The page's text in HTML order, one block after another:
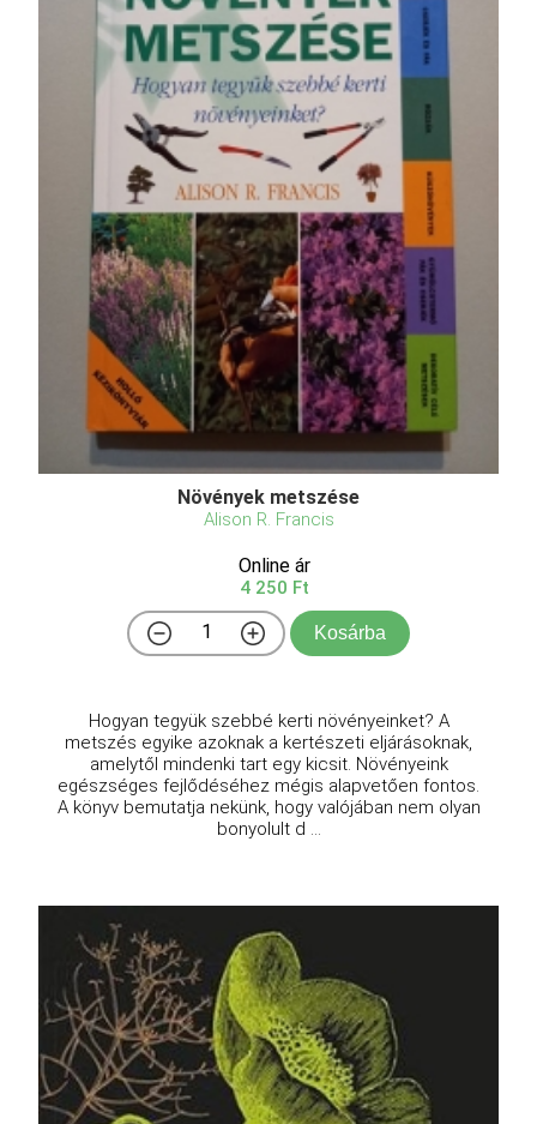
Növények metszése
Alison R. Francis
Online ár
4 250 Ft
Kosárba
Hogyan tegyük szebbé kerti növényeinket? A
metszés egyike azoknak a kertészeti eljárásoknak,
amelytől mindenki tart egy kicsit. Növényeink
egészséges fejlődéséhez mégis alapvetően fontos.
A könyv bemutatja nekünk, hogy valójában nem olyan
bonyolult d ...